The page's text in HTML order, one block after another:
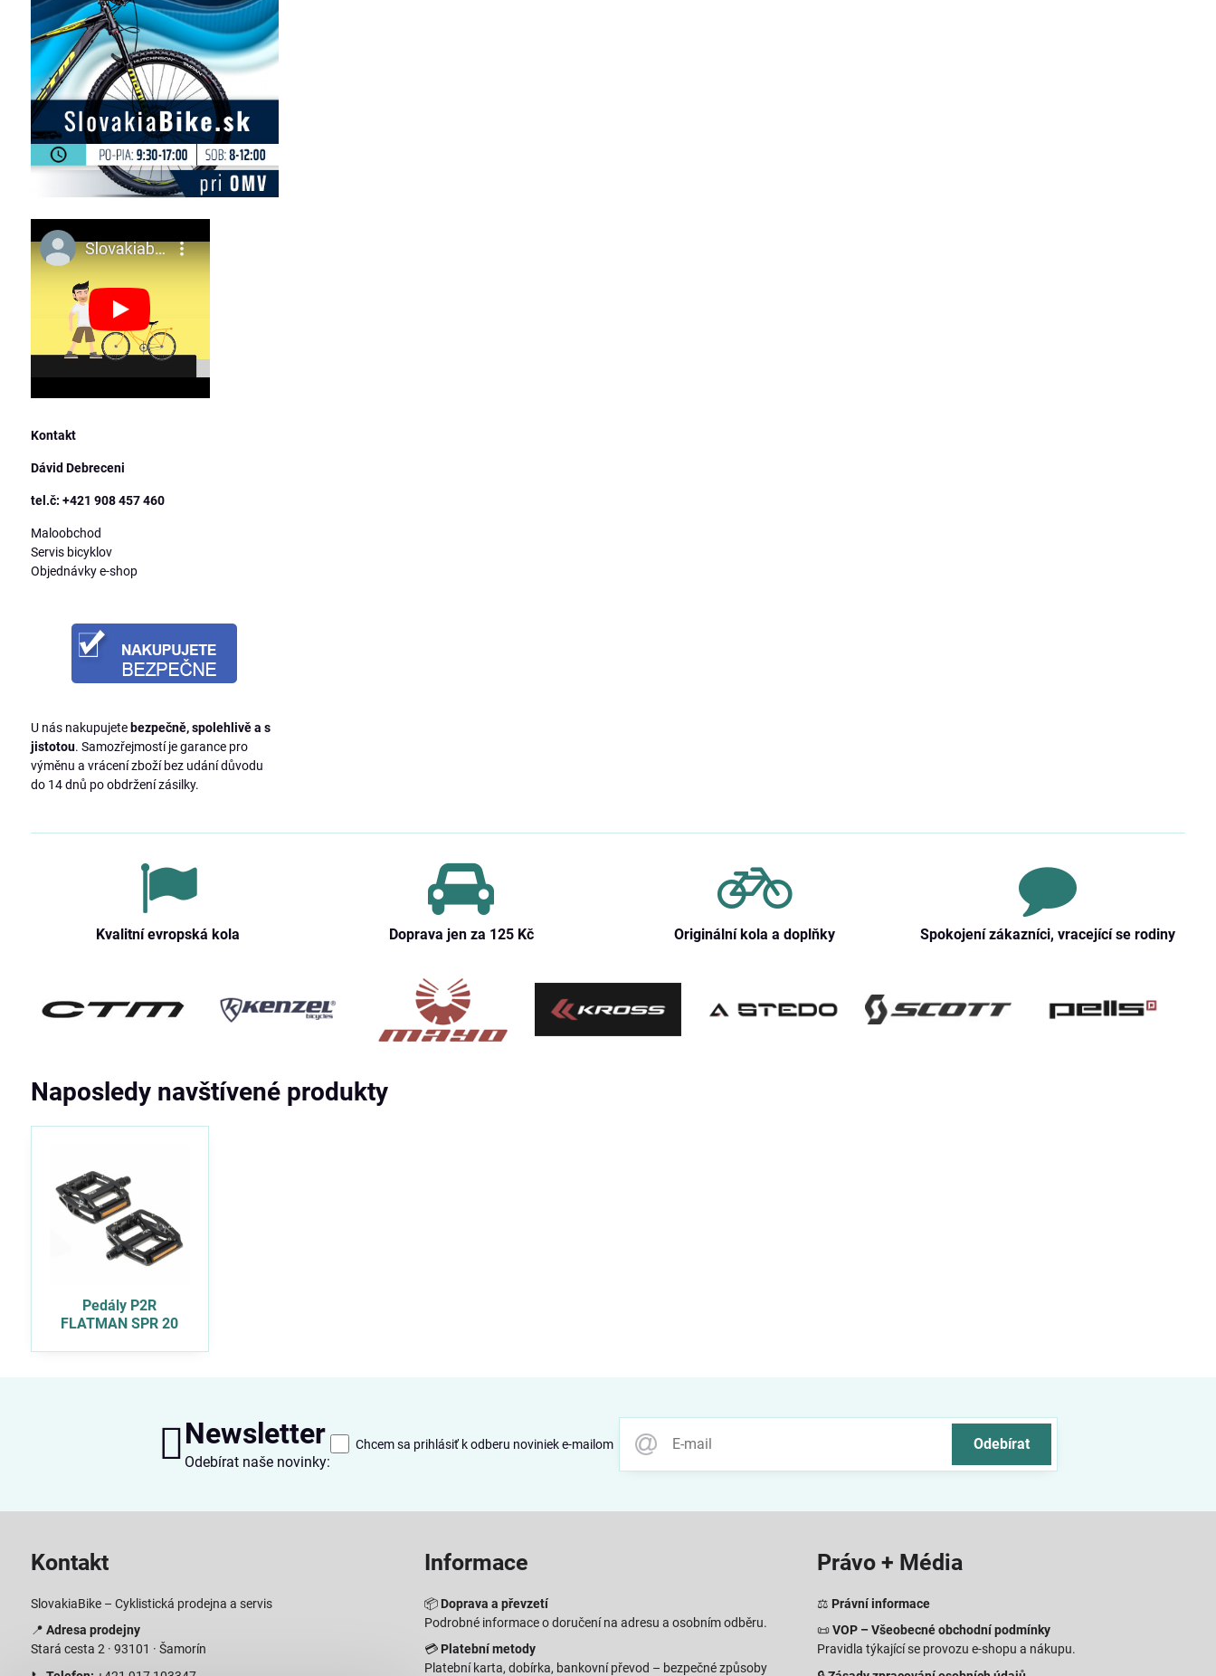
Kontakt
Dávid Debreceni
tel.č: +421 908 457 460
Maloobchod
Servis bicyklov
Objednávky e-shop
U nás nakupujete bezpečně, spolehlivě a s
jistotou. Samozřejmostí je garance pro
výměnu a vrácení zboží bez udání důvodu
do 14 dnů po obdržení zásilky.
Kvalitní evropská kola Doprava jen za 125 Kč Originální kola a doplňky Spokojení zákazníci, vracející se rodiny
Naposledy navštívené produkty
Pedály P2R
FLATMAN SPR 20
Newsletter
Odebírat naše novinky:
Odebírat
Chcem sa prihlásiť k odberu noviniek e-mailom
Kontakt
SlovakiaBike – Cyklistická prodejna a servis
📍 Adresa prodejny
Stará cesta 2 · 93101 · Šamorín
Informace
📦 Doprava a převzetí
Podrobné informace o doručení na adresu a osobním odběru.
💳 Platební metody
Platební karta, dobírka, bankovní převod – bezpečné způsoby
Právo + Média
⚖️ Právní informace
📜VOP – Všeobecné obchodní podmínky
Pravidla týkající se provozu e-shopu a nákupu.